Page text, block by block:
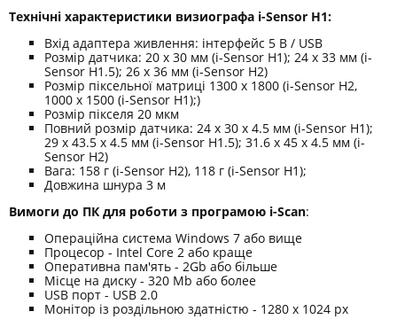
Технічні характеристики визиографа i-Sensor H1:
Вхід адаптера живлення: інтерфейс 5 В / USB
Розмір датчика: 20 х 30 мм (i-Sensor H1); 24 х 33 мм (i-
Sensor H1.5); 26 х 36 мм (i-Sensor H2)
Розмір піксельної матриці 1300 х 1800 (i-Sensor H2,
1000 х 1500 (i-Sensor H1);)
Розмір пікселя 20 мкм
Повний розмір датчика: 24 х 30 х 4.5 мм (i-Sensor H1);
29 х 43.5 х 4.5 мм (i-Sensor H1.5); 31.6 х 45 х 4.5 мм (i-
Sensor H2)
Вага: 158 г (i-Sensor H2), 118 г (i-Sensor H1);
Довжина шнура 3 м
Вимоги до ПК для роботи з програмою i-Scan:
Операційна система Windows 7 або вище
Процесор - Intel Core 2 або краще
Оперативна пам'ять - 2Gb або більше
Місце на диску - 320 Mb або более
USB порт - USB 2.0
Монітор із роздільною здатністю - 1280 x 1024 px